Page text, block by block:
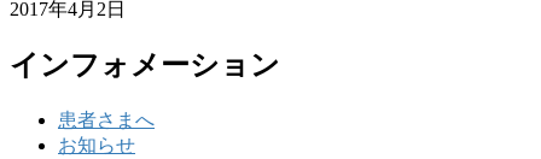
2017年4月2日
インフォメーション
患者さまへ
お知らせ